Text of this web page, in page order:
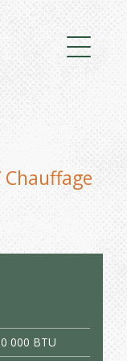
Chauffage
000 BTU